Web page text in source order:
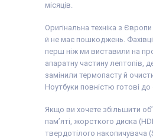
місяців.
Оригінальна техніка з
й не має пошкоджень. Фахівці
перш ніж ми виставили на
апаратну частину лептопів,
замінили термопасту й
Ноутбуки повністю готові до
Якщо ви хочете збільшити
пам’яті, жорсткого диска
твердотілого накопичувача